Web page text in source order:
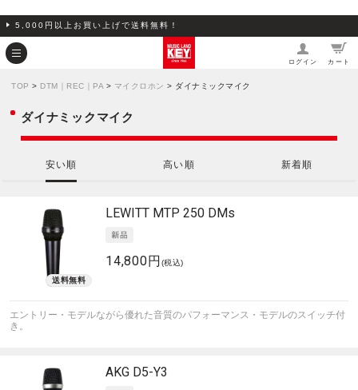
5,000円以上お買い上げで送料無料！
ログイン カート
TOP > DTM｜REC｜PA > マイクロホン > ダイナミックマイク
ダイナミックマイク
安い順 高い順 新着順
LEWITT MTP 250 DMs
14,800円 (税込)
エントリー・モデルながら優れた音質のパフォーマンス・モデルのスイッチ付
き。
AKG D5-Y3